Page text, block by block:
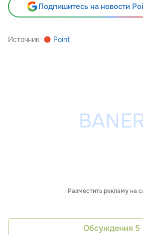
Подпишитесь на новости
Источник Point
Разместить рекламу на
Обсуждения 5